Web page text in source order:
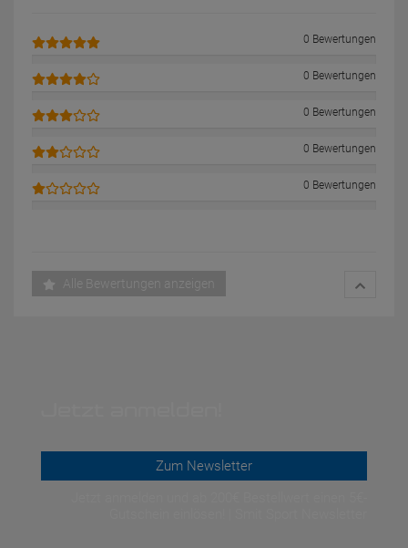
0 Bewertungen
0 Bewertungen
0 Bewertungen
0 Bewertungen
0 Bewertungen
Alle Bewertungen anzeigen
Zum Newsletter